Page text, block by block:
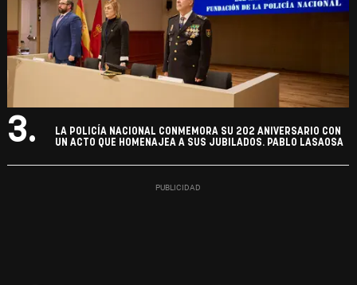
3.
LA POLICÍA NACIONAL CONMEMORA SU 202 ANIVERSARIO CON
UN ACTO QUE HOMENAJEA A SUS JUBILADOS. PABLO LASAOSA